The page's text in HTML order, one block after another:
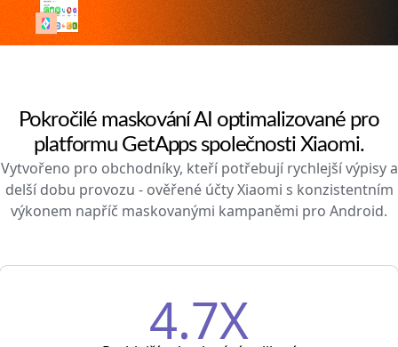
Pokročilé maskování AI optimalizované pro
platformu GetApps společnosti Xiaomi.
Vytvořeno pro obchodníky, kteří potřebují rychlejší výpisy a
delší dobu provozu - ověřené účty Xiaomi s konzistentním
výkonem napříč maskovanými kampaněmi pro Android.
4.7X